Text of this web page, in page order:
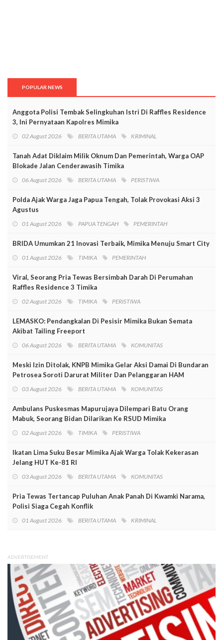
POPULAR NEWS
Anggota Polisi Tembak Selingkuhan Istri Di Raffles Residence
3, Ini Pernyataan Kapolres Mimika
02 August 2026 BERITA UTAMA KRIMINAL
Tanah Adat Diklaim Milik Oknum Dan Pemerintah, Warga OAP
Blokade Jalan Cenderawasih Timika
06 August 2026 BERITA UTAMA PERISTIWA
Polda Ajak Warga Jaga Papua Tengah, Tolak Provokasi Aksi 3
Agustus
01 August 2026 PAPUA TENGAH PEMERINTAH
BRIDA Umumkan 21 Inovasi Terbaik, Mimika Menuju Smart City
01 August 2026 TIMIKA PEMERINTAH
Viral, Seorang Pria Tewas Bersimbah Darah Di Perumahan
Raffles Residence 3 Timika
02 August 2026 TIMIKA PERISTIWA
LEMASKO: Pendangkalan Di Pesisir Mimika Bukan Semata
Akibat Tailing Freeport
06 August 2026 BERITA UTAMA KOMUNITAS
Meski Izin Ditolak, KNPB Mimika Gelar Aksi Damai Di Bundaran
Petrosea Soroti Darurat Militer Dan Pelanggaran HAM
03 August 2026 BERITA UTAMA KOMUNITAS
Ambulans Puskesmas Mapurujaya Dilempari Batu Orang
Mabuk, Seorang Bidan Dilarikan Ke RSUD Mimika
02 August 2026 TIMIKA PERISTIWA
Ikatan Lima Suku Besar Mimika Ajak Warga Tolak Kekerasan
Jelang HUT Ke-81 RI
03 August 2026 BERITA UTAMA KOMUNITAS
Pria Tewas Tertancap Puluhan Anak Panah Di Kwamki Narama,
Polisi Siaga Cegah Konflik
01 August 2026 BERITA UTAMA KRIMINAL
ADVERTISEMENT